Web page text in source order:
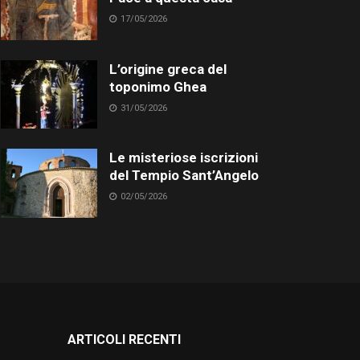
17/05/2026
L’origine greca del
toponimo Ghea
31/05/2026
Le misteriose iscrizioni
del Tempio Sant’Angelo
02/05/2026
ARTICOLI RECENTI